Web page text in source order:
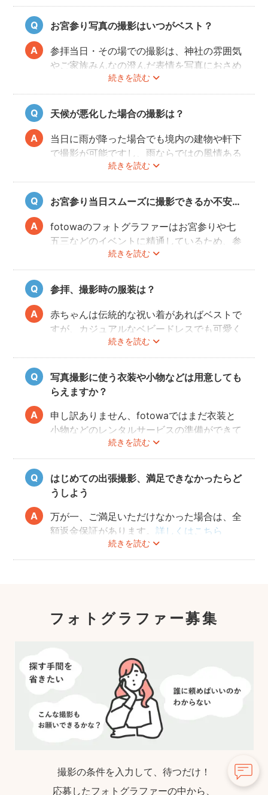
お宮参り写真の撮影はいつがベスト？
続きを読む
参拝当日・その場での撮影は、神社の雰囲気
やご家族みんなの澄んだ表情を写真におさめ
ることできオススメですが、当日は慌ただし
くて撮影はちょっと…という場合でも、出発
前のご自宅や参拝後のお食事会など想い出に
残る記念写真を撮影できます。
天候が悪化した場合の撮影は？
続きを読む
当日に雨が降った場合でも境内の建物や軒下
で撮影が可能ですし、雨ならではの風情ある
写真にも仕上がります。
また、撮影の実施が難しいと判断される天候
不良の場合、事前にフォトグラファーと決行
もしくは日時変更を相談してください。
日時変更方法はこちらをご参照ください。
お宮参り当日スムーズに撮影できるか不安…
続きを読む
fotowaのフォトグラファーはお宮参りや七
五三などのイベントに精通しているため、参
拝や家族団欒を乱すことなくスムーズに撮影
することができます。
参拝、撮影時の服装は？
続きを読む
赤ちゃんは伝統的な祝い着があればベストで
すが、カジュアルなベビードレスでも可愛く
写すことができます。またご両親も着物を着
ると雰囲気が出ますが、洋服でもおしゃれな
写真に仕上がります。
写真撮影に使う衣装や小物などは用意しても
らえますか？
続きを読む
申し訳ありません、fotowaではまだ衣装と
小物などのレンタルサービスの準備ができて
おりませんので、お客様ご自身にご用意をお
願いしております。
はじめての出張撮影、満足できなかったらど
うしよう
続きを読む
万が一、ご満足いただけなかった場合は、全
額返金保証があります。詳しくはこちら
フォトグラファー募集
撮影の条件を入力して、待つだけ！
応募したフォトグラファーの中から、